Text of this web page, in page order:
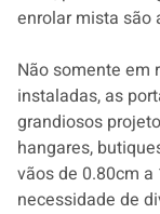
enrolar mista são
Não somente em
instaladas, as
grandiosos
hangares,
vãos de 0.80cm
necessidade de